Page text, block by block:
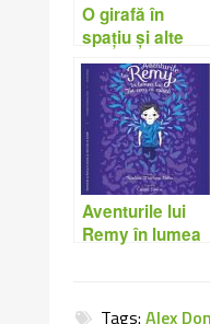
O girafă în
spațiu și alte
șapte lumi
ascunse –
Cristina
Donovici
Aventurile lui
Remy în lumea
Tags:Alex